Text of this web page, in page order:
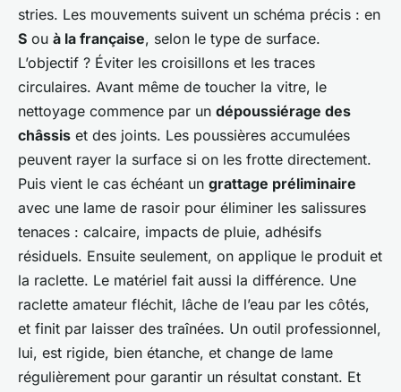
stries. Les mouvements suivent un schéma précis : en
S ou à la française, selon le type de surface.
L’objectif ? Éviter les croisillons et les traces
circulaires. Avant même de toucher la vitre, le
nettoyage commence par un dépoussiérage des
châssis et des joints. Les poussières accumulées
peuvent rayer la surface si on les frotte directement.
Puis vient le cas échéant un grattage préliminaire
avec une lame de rasoir pour éliminer les salissures
tenaces : calcaire, impacts de pluie, adhésifs
résiduels. Ensuite seulement, on applique le produit et
la raclette. Le matériel fait aussi la différence. Une
raclette amateur fléchit, lâche de l’eau par les côtés,
et finit par laisser des traînées. Un outil professionnel,
lui, est rigide, bien étanche, et change de lame
régulièrement pour garantir un résultat constant. Et